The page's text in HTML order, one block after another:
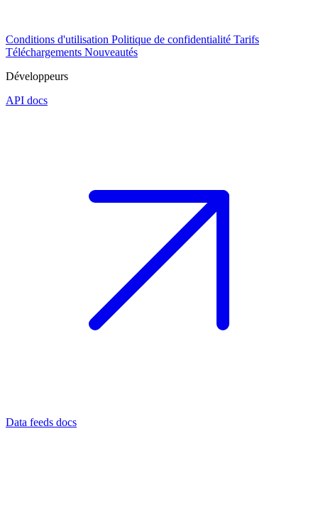
Conditions d'utilisation Politique de confidentialité Tarifs
Téléchargements Nouveautés
Développeurs
API docs
Data feeds docs